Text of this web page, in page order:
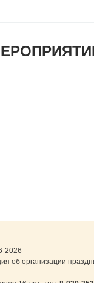
2026
об организации